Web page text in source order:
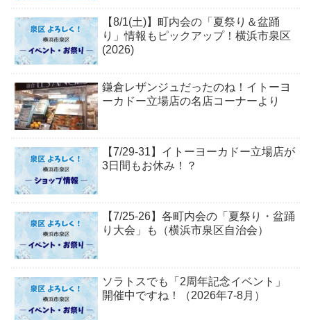
【8/1(土)】町内会の「夏祭り＆盆踊
り」情報もピックアップ！横浜市泉区
(2026)
鎌倉レザンジュだったのね！イトーヨ
ーカドー立場店の名店コーナーより
【7/29-31】イトーヨーカドー立場店が
3日間もお休み！？
【7/25-26】各町内会の「夏祭り・盆踊
り大会」も（横浜市泉区自治会）
ソラトスでも「2周年記念イベント」
開催中ですね！（2026年7-8月）